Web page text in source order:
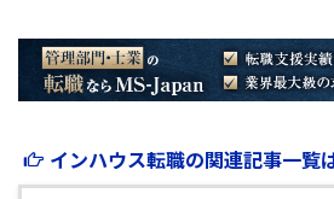
インハウス転職の関連記事一覧